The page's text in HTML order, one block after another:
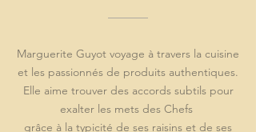
Marguerite Guyot voyage à travers la cuisine
et les passionnés de produits authentiques.
Elle aime trouver des accords subtils pour
exalter les mets des Chefs
grâce à la typicité de ses raisins et de ses